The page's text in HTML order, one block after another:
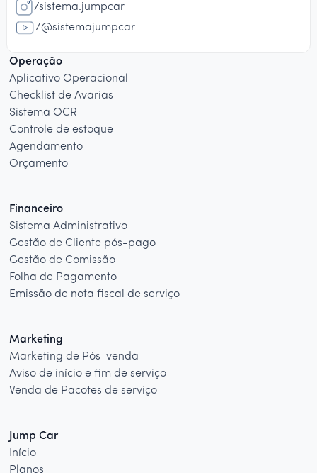
/sistema.jumpcar
/@sistemajumpcar
Operação
Aplicativo Operacional
Checklist de Avarias
Sistema OCR
Controle de estoque
Agendamento
Orçamento
Financeiro
Sistema Administrativo
Gestão de Cliente pós-pago
Gestão de Comissão
Folha de Pagamento
Emissão de nota fiscal de serviço
Marketing
Marketing de Pós-venda
Aviso de início e fim de serviço
Venda de Pacotes de serviço
Jump Car
Início
Planos